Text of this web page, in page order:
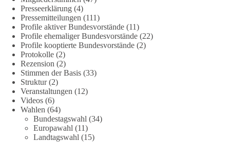
https://diebasis.de/mitgliedschaft/
#dieBasis #energiewende #strompreise #wettbewerb
7
DieBasis
2 Tage(n) zuvor
⚡️ NATO-Gipfel in Ankara: Kriegskonferenz statt
Friedensgipfel!?
Presseerklärung (4)
Pressemitteilungen (111)
Profile aktiver Bundesvorstände (11)
Profile ehemaliger Bundesvorstände (22)
Profile kooptierte Bundesvorstände (2)
Protokolle (2)
Rezension (2)
Stimmen der Basis (33)
Struktur(2)
Veranstaltungen (12)
Videos (6)
Wahlen (64)
Bundestagswahl (34)
Europawahl (11)
Landtagswahl (15)